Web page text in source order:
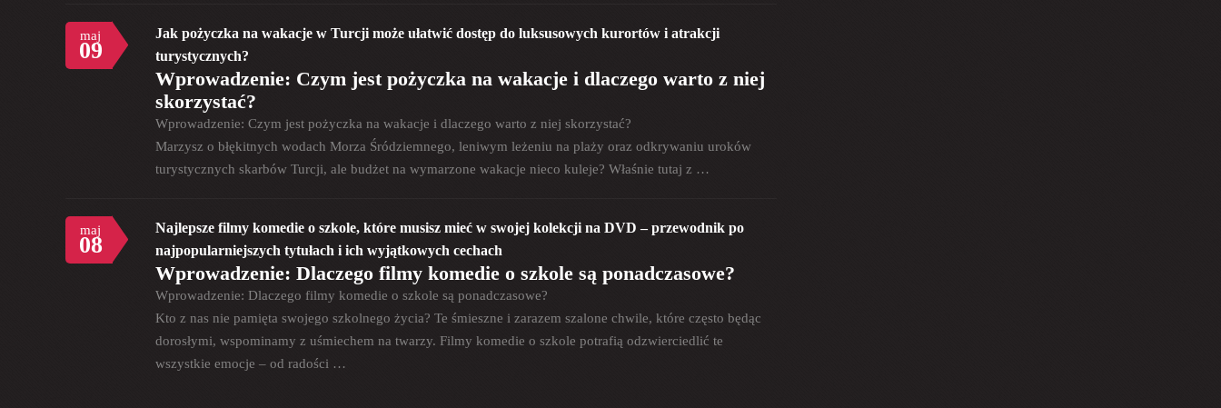
maj
09
Jak pożyczka na wakacje w Turcji może ułatwić dostęp do luksusowych kurortów i atrakcji
turystycznych?
Wprowadzenie: Czym jest pożyczka na wakacje i dlaczego warto z niej
skorzystać?
Wprowadzenie: Czym jest pożyczka na wakacje i dlaczego warto z niej skorzystać?
Marzysz o błękitnych wodach Morza Śródziemnego, leniwym leżeniu na plaży oraz odkrywaniu uroków
turystycznych skarbów Turcji, ale budżet na wymarzone wakacje nieco kuleje? Właśnie tutaj z …
maj
08
Najlepsze filmy komedie o szkole, które musisz mieć w swojej kolekcji na DVD – przewodnik po
najpopularniejszych tytułach i ich wyjątkowych cechach
Wprowadzenie: Dlaczego filmy komedie o szkole są ponadczasowe?
Wprowadzenie: Dlaczego filmy komedie o szkole są ponadczasowe?
Kto z nas nie pamięta swojego szkolnego życia? Te śmieszne i zarazem szalone chwile, które często będąc
dorosłymi, wspominamy z uśmiechem na twarzy. Filmy komedie o szkole potrafią odzwierciedlić te
wszystkie emocje – od radości …